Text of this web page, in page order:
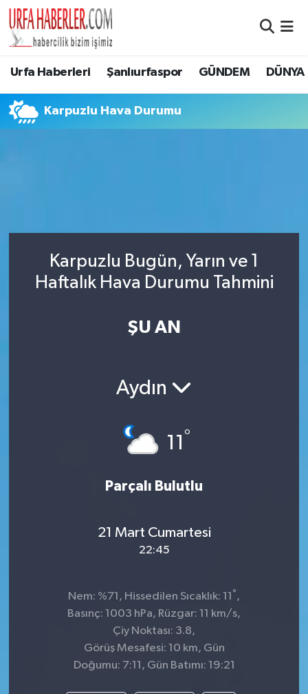
Urfa Haberleri Şanlıurfaspor GÜNDEM DÜNYA
Karpuzlu Hava Durumu
Karpuzlu Bugün, Yarın ve 1
Haftalık Hava Durumu Tahmini
ŞU AN
Aydın
11 °
Parçalı Bulutlu
21 Mart Cumartesi
22:45
Nem: %71, Hissedilen Sıcaklık: 11 °,
Basınç: 1003 hPa, Rüzgar: 11 km/s,
Çiy Noktası: 3.8,
Görüş Mesafesi: 10 km, Gün
Doğumu: 7:11, Gün Batımı: 19:21
Şanlıurfa Nöbetçi Eczaneler
Son Dakika Haberleri